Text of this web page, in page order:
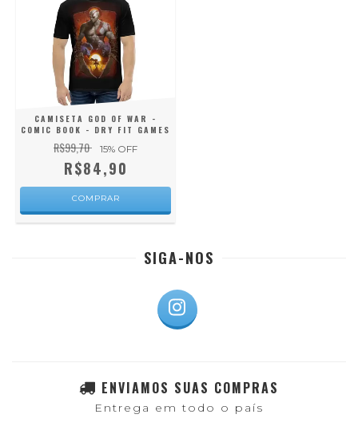
CAMISETA GOD OF WAR -
COMIC BOOK - DRY FIT GAMES
R$99,70 15% OFF
R$84,90
COMPRAR
SIGA-NOS
ENVIAMOS SUAS COMPRAS
Entrega em todo o país